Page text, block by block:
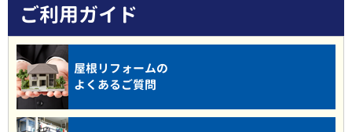
ご利用ガイド
屋根リフォームの
よくあるご質問